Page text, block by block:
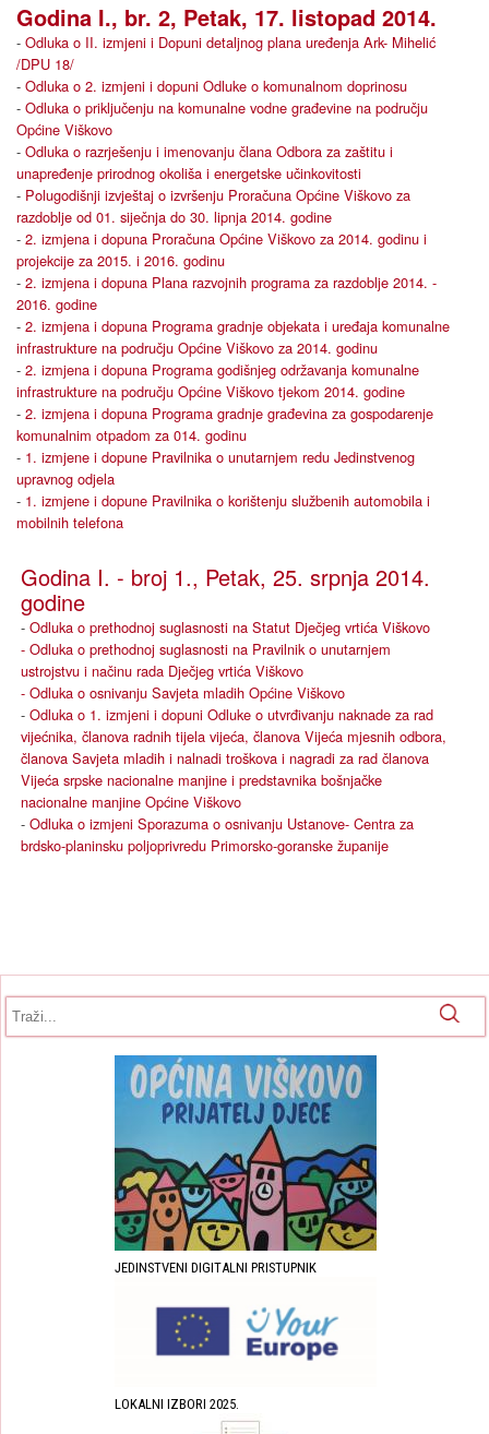
Godina I., br. 2, Petak, 17. listopad 2014.
- Odluka o II. izmjeni i Dopuni detaljnog plana uređenja Ark- Mihelić
/DPU 18/
- Odluka o 2. izmjeni i dopuni Odluke o komunalnom doprinosu
- Odluka o priključenju na komunalne vodne građevine na području
Općine Viškovo
- Odluka o razrješenju i imenovanju člana Odbora za zaštitu i
unapređenje prirodnog okoliša i energetske učinkovitosti
- Polugodišnji izvještaj o izvršenju Proračuna Općine Viškovo za
razdoblje od 01. siječnja do 30. lipnja 2014. godine
- 2. izmjena i dopuna Proračuna Općine Viškovo za 2014. godinu i
projekcije za 2015. i 2016. godinu
- 2. izmjena i dopuna Plana razvojnih programa za razdoblje 2014. -
2016. godine
- 2. izmjena i dopuna Programa gradnje objekata i uređaja komunalne
infrastrukture na području Općine Viškovo za 2014. godinu
- 2. izmjena i dopuna Programa godišnjeg održavanja komunalne
infrastrukture na području Općine Viškovo tjekom 2014. godine
- 2. izmjena i dopuna Programa gradnje građevina za gospodarenje
komunalnim otpadom za 014. godinu
- 1. izmjene i dopune Pravilnika o unutarnjem redu Jedinstvenog
upravnog odjela
- 1. izmjene i dopune Pravilnika o korištenju službenih automobila i
mobilnih telefona
Godina I. - broj 1., Petak, 25. srpnja 2014.
godine
- Odluka o prethodnoj suglasnosti na Statut Dječjeg vrtića Viškovo
- Odluka o prethodnoj suglasnosti na Pravilnik o unutarnjem
ustrojstvu i načinu rada Dječjeg vrtića Viškovo
- Odluka o osnivanju Savjeta mladih Općine Viškovo
- Odluka o 1. izmjeni i dopuni Odluke o utvrđivanju naknade za rad
vijećnika, članova radnih tijela vijeća, članova Vijeća mjesnih odbora,
članova Savjeta mladih i nalnadi troškova i nagradi za rad članova
Vijeća srpske nacionalne manjine i predstavnika bošnjačke
nacionalne manjine Općine Viškovo
- Odluka o izmjeni Sporazuma o osnivanju Ustanove- Centra za
brdsko-planinsku poljoprivredu Primorsko-goranske županije
JEDINSTVENI DIGITALNI PRISTUPNIK
LOKALNI IZBORI 2025.